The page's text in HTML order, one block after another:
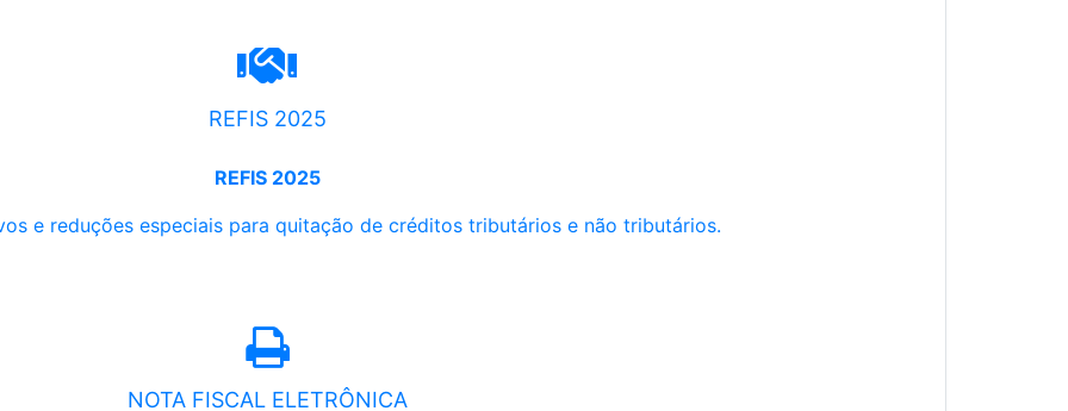
REFIS 2025
REFIS 2025
e reduções especiais para quitação de créditos tributários e não tributários.
NOTA FISCAL ELETRÔNICA